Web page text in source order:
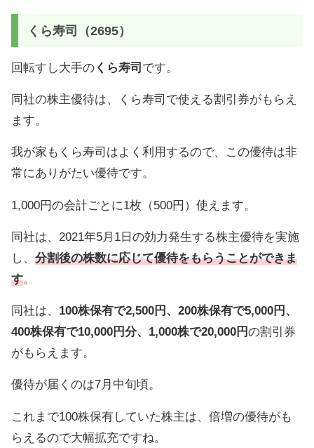
くら寿司（2695）
回転すし大手の くら寿司 です。
同社の株主優待は、くら寿司で使える割引券がもらえ
ます。
我が家もくら寿司はよく利用するので、この優待は非
常にありがたい優待です。
1,000円の会計ごとに1枚（500円）使えます。
同社は、2021年5月1日の効力発生する株主優待を実施
し、 分割後の株数に応じて優待をもらうことができま
す。
同社は、 100株保有で2,500円、200株保有で5,000円、
400株保有で10,000円分、1,000株で20,000円の割引券
がもらえます。
優待が届くのは7月中旬頃。
これまで100株保有していた株主は、倍増の優待がも
らえるので大幅拡充ですね。